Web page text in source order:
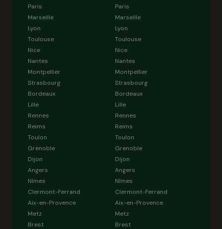
Paris
Marseille
Lyon
Toulouse
Nice
Nantes
Montpellier
Strasbourg
Bordeaux
Lille
Rennes
Reims
Toulon
Grenoble
Dijon
Angers
Nîmes
Clermont-Ferrand
Aix-en-Provence
Metz
Brest
Paris
Marseille
Lyon
Toulouse
Nice
Nantes
Montpellier
Strasbourg
Bordeaux
Lille
Rennes
Reims
Toulon
Grenoble
Dijon
Angers
Nîmes
Clermont-Ferrand
Aix-en-Provence
Metz
Brest